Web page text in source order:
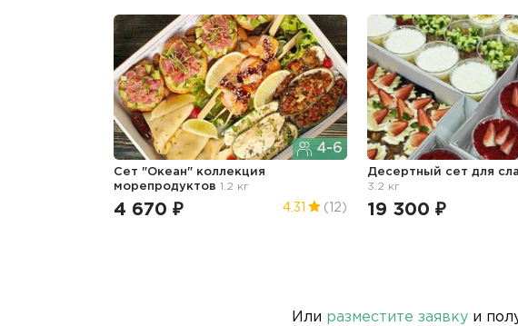
4-6
Сет "Океан" коллекция
морепродуктов1.2 кг
4 670 ₽ 4.31 (12)
Десертный сет для
3.2 кг
19 300 ₽
Или разместите заявку и